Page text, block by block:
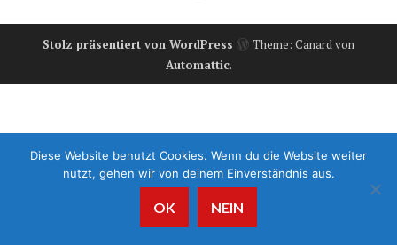
Stolz präsentiert von WordPress
Theme: Canard von
Automattic.
Diese Website benutzt Cookies. Wenn du die Website weiter
nutzt, gehen wir von deinem Einverständnis aus.
OK NEIN